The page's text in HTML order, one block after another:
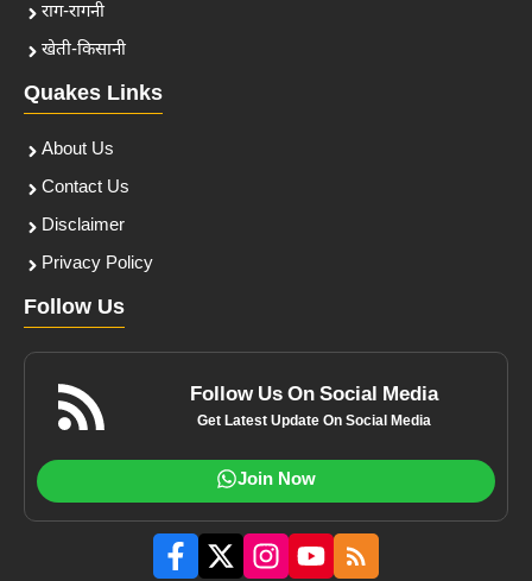
राग-रागनी
खेती-किसानी
Quakes Links
About Us
Contact Us
Disclaimer
Privacy Policy
Follow Us
Follow Us On Social Media
Get Latest Update On Social Media
Join Now